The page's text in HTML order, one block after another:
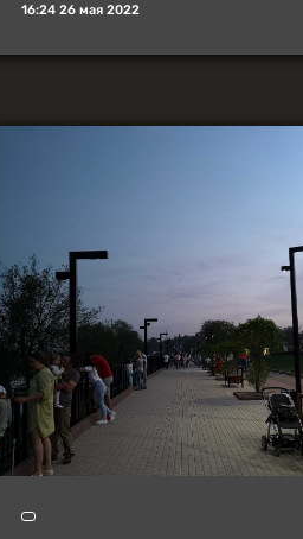
16:24 26 мая 2022